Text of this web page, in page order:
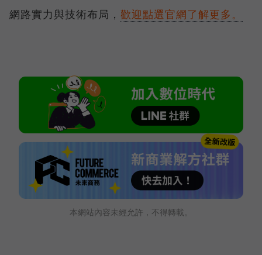
網路實力與技術布局， 歡迎點選官網了解更多。
本網站內容未經允許，不得轉載。